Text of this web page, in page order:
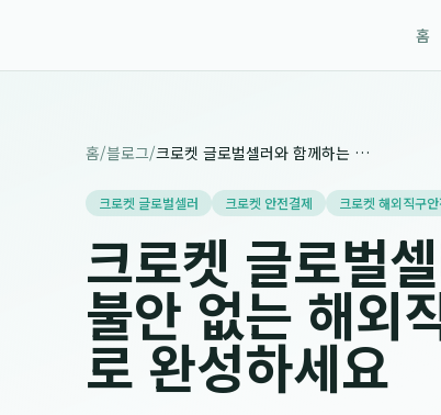
홈
홈/블로그/ 크로켓 글로벌셀러와 함께하는 혁신: 불안 없는 해외직구, 크로켓 안전결제로 완성하세요
크로켓 글로벌셀러 크로켓 안전결제 크로켓 해외직구안
크로켓 글로벌
불안 없는 해외
로 완성하세요